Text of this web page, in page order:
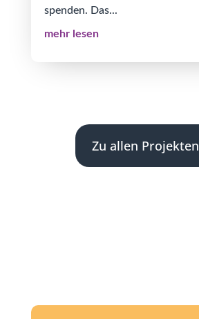
spenden. Das...
mehr lesen
Zu allen Projekten